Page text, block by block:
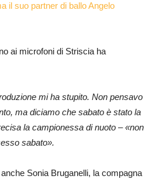
il suo partner di ballo Angelo
ai microfoni di Striscia ha
mi ha stupito. Non pensavo
ma diciamo che sabato è stato la
la campionessa di nuoto – «non
sabato».
Sonia Bruganelli, la compagna